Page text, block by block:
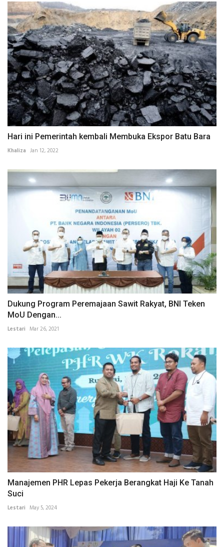
Hari ini Pemerintah kembali Membuka Ekspor Batu Bara
Khaliza Jan 12, 2022
Dukung Program Peremajaan Sawit Rakyat, BNI Teken
MoU Dengan...
Lestari Mar 26, 2021
Manajemen PHR Lepas Pekerja Berangkat Haji Ke Tanah
Suci
Lestari May 5, 2024